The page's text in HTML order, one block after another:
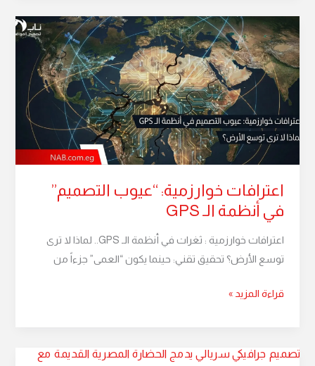
اعترافات خوارزمية: “عيوب التصميم”
في أنظمة الـ GPS
اعترافات خوارزمية : ثغرات في أنظمة الـ GPS.. لماذا لا ترى
توسع الأرض؟ تحقيق تقني: حينما يكون “العمى” جزءاً من
اعترافات
خوارزمية:
“عيوب
التصميم”
في
أنظمة
الـ
GPS
قراءة المزيد »
نظرية